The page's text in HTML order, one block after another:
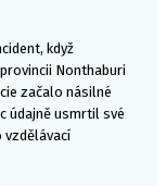
když
Nonthaburi
začalo násilné
údajně usmrtil své
vzdělávací